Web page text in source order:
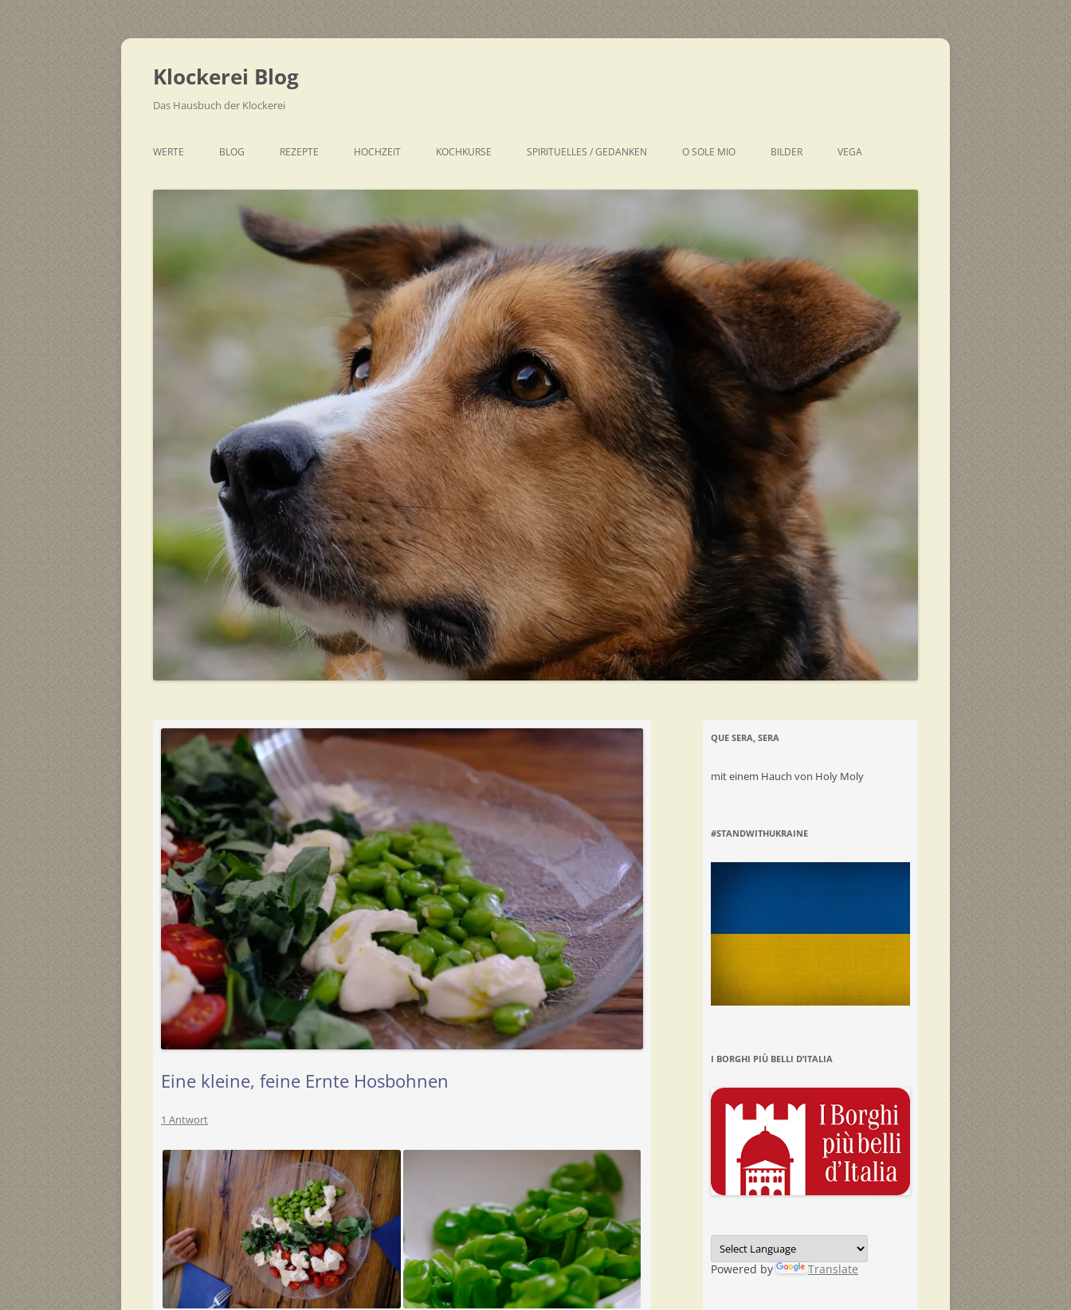
Zum
springen
Klockerei Blog
Das Hausbuch der Klockerei
WERTE BLOG REZEPTE
EINFACH
HOCHZEIT KOCHKURSE SPIRITUELLES / GEDANKEN O SOLE MIO BILDER VEGA
Eine kleine, feine Ernte Hosbohnen
1 Antwort
QUE SERA, SERA
mit einem Hauch von Holy Moly
#STANDWITHUKRAINE
I BORGHI PIÙ BELLI D’ITALIA
Powered by Translate